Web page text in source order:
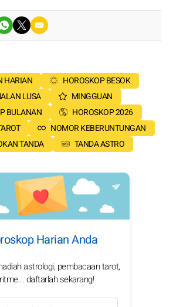
HARIAN
HOROSKOP BESOK
LUSA
MINGGUAN
BULANAN
HOROSKOP 2026
NOMOR KEBERUNTUNGAN
TANDA
TANDA ASTRO
Harian Anda
astrologi, pembacaan tarot,
daftarlah sekarang!